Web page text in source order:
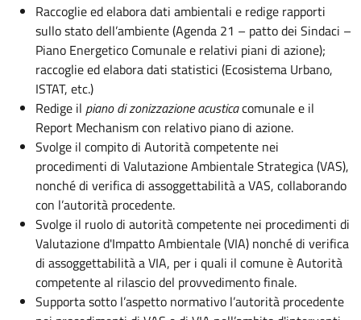
Raccoglie ed elabora dati ambientali e redige rapporti
sullo stato dell’ambiente (Agenda 21 – patto dei Sindaci –
Piano Energetico Comunale e relativi piani di azione);
raccoglie ed elabora dati statistici (Ecosistema Urbano,
ISTAT, etc.)
Redige il piano di zonizzazione acusticacomunale e il
Report Mechanism con relativo piano di azione.
Svolge il compito di Autorità competente nei
procedimenti di Valutazione Ambientale Strategica (VAS),
nonché di verifica di assoggettabilità a VAS, collaborando
con l’autorità procedente.
Svolge il ruolo di autorità competente nei procedimenti di
Valutazione d'Impatto Ambientale (VIA) nonché di verifica
di assoggettabilità a VIA, per i quali il comune è Autorità
competente al rilascio del provvedimento finale.
Supporta sotto l’aspetto normativo l’autorità procedente